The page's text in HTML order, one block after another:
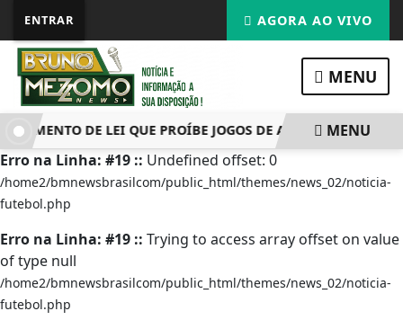
ENTRAR AGORA AO VIVO
MENU
DE LEI QUE PROÍBE JOGOS DE AZAR COMISSÃO
MENU
Erro na Linha: #19 :: Undefined offset: 0
/home2/bmnewsbrasilcom/public_html/themes/news_02/noticia-
futebol.php
Erro na Linha: #19 :: Trying to access array offset on value
of type null
/home2/bmnewsbrasilcom/public_html/themes/news_02/noticia-
futebol.php